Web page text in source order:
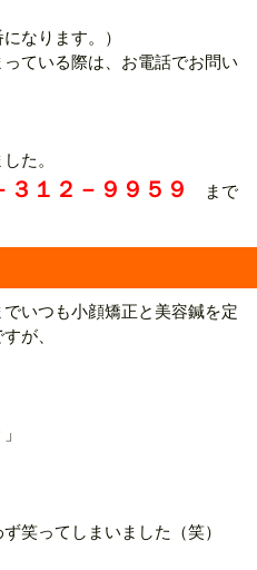
なります。）
ている際は、お電話でお問い
た。
３１２－９９５９
まで
いつも小顔矯正と美容鍼を定
が、
笑ってしまいました（笑）